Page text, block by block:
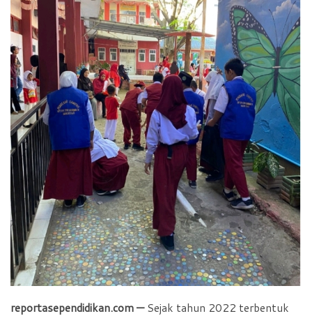
reportasependidikan.com —Sejak tahun 2022 terbentuk